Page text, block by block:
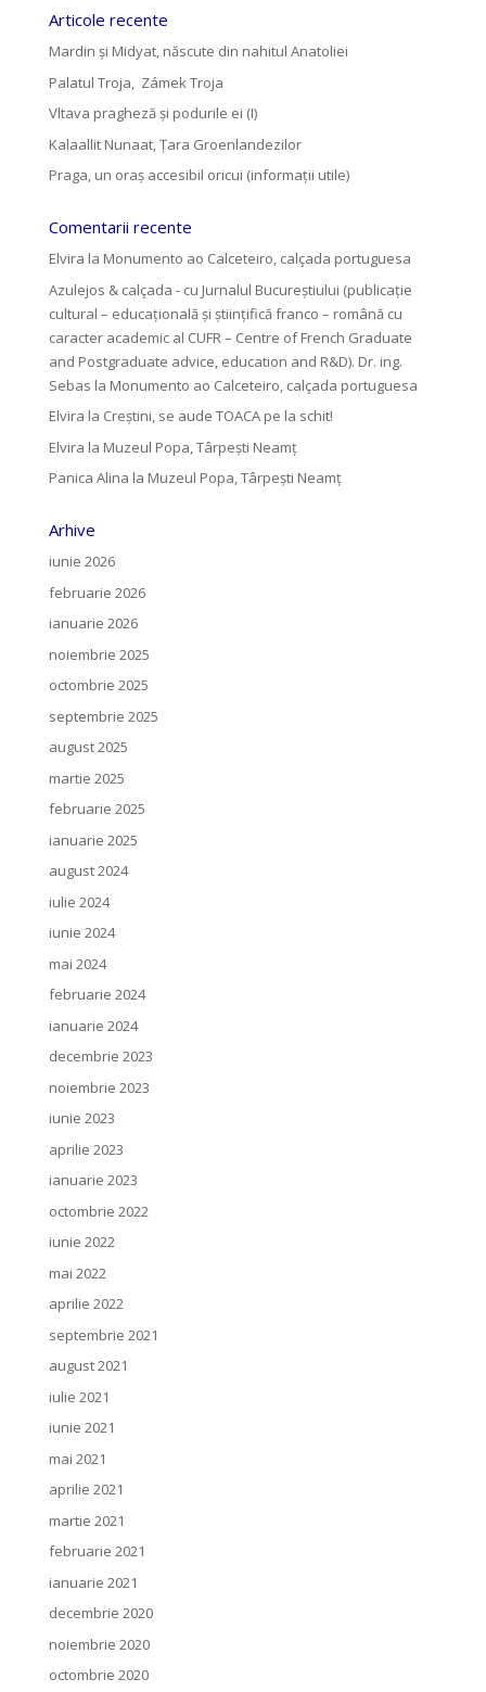
Articole recente
Mardin și Midyat, născute din nahitul Anatoliei
Palatul Troja, Zámek Troja
Vltava pragheză și podurile ei (I)
Kalaallit Nunaat, Țara Groenlandezilor
Praga, un oraș accesibil oricui (informații utile)
Comentarii recente
Elvira la Monumento ao Calceteiro, calçada portuguesa
Azulejos & calçada - cu Jurnalul Bucureștiului (publicație
cultural – educațională și științifică franco – română cu
caracter academic al CUFR – Centre of French Graduate
and Postgraduate advice, education and R&D). Dr. ing.
Sebas la Monumento ao Calceteiro, calçada portuguesa
Elvira la Creştini, se aude TOACA pe la schit!
Elvira la Muzeul Popa, Târpeşti Neamţ
Panica Alina la Muzeul Popa, Târpeşti Neamţ
Arhive
iunie 2026
februarie 2026
ianuarie 2026
noiembrie 2025
octombrie 2025
septembrie 2025
august 2025
martie 2025
februarie 2025
ianuarie 2025
august 2024
iulie 2024
iunie 2024
mai 2024
februarie 2024
ianuarie 2024
decembrie 2023
noiembrie 2023
iunie 2023
aprilie 2023
ianuarie 2023
octombrie 2022
iunie 2022
mai 2022
aprilie 2022
septembrie 2021
august 2021
iulie 2021
iunie 2021
mai 2021
aprilie 2021
martie 2021
februarie 2021
ianuarie 2021
decembrie 2020
noiembrie 2020
octombrie 2020